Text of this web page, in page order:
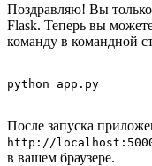
Поздравляю! Вы
Flask. Теперь вы
команду в командной
После запуска
http://
в вашем браузере.